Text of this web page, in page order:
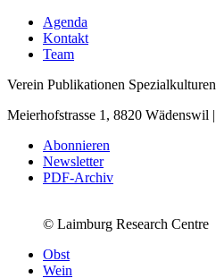
Agenda
Kontakt
Team
Verein Publikationen Spezialkulturen
Meierhofstrasse 1, 8820 Wädenswil
Abonnieren
Newsletter
PDF-Archiv
© Laimburg Research Centre
Obst
Wein